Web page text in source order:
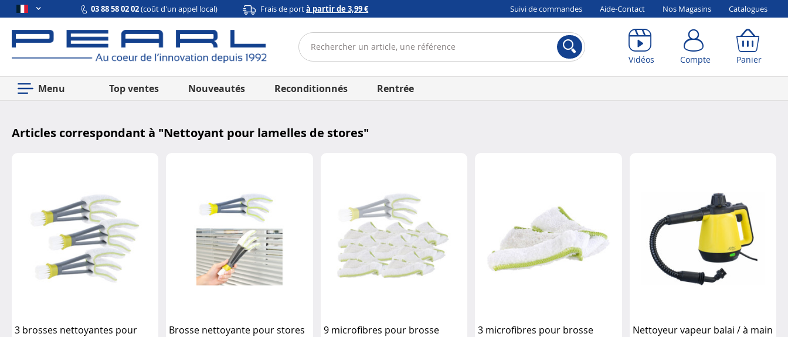
03 88 58 02 02(coût d'un appel local) Frais de portà partir de 3,99 € Suivi de commandes Aide-Contact Nos Magasins Catalogues
Vidéos Compte Panier
Menu Top ventes Nouveautés Reconditionnés Rentrée
Articles correspondant à "Nettoyant pour lamelles de stores"
3 brosses nettoyantes pour
Brosse nettoyante pour stores
9 microfibres pour brosse
3 microfibres pour brosse
Nettoyeur vapeur balai / à main
Compte Panier